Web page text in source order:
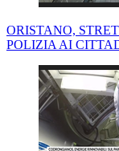
ORISTANO,
POLIZIA AI